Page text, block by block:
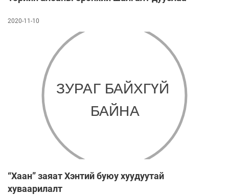
2020-11-10
“Хаан” заяат Хэнтий буюу хуудуутай
хуваарилалт